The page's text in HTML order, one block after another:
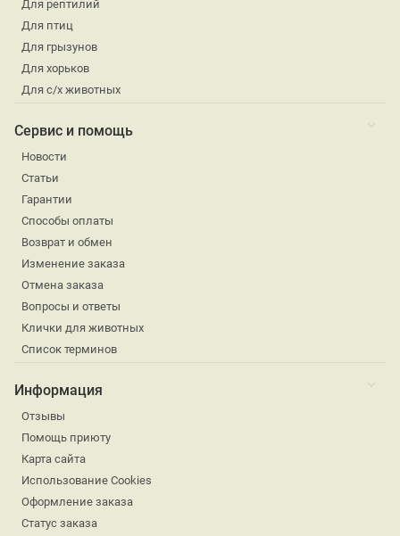
Для рептилий
Для птиц
Для грызунов
Для хорьков
Для с/х животных
Сервис и помощь
Новости
Статьи
Гарантии
Способы оплаты
Возврат и обмен
Изменение заказа
Отмена заказа
Вопросы и ответы
Клички для животных
Список терминов
Информация
Отзывы
Помощь приюту
Карта сайта
Использование Cookies
Оформление заказа
Статус заказа